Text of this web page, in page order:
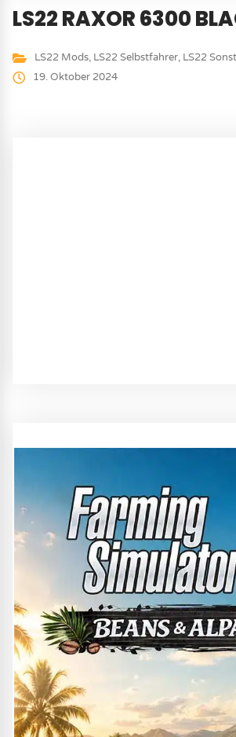
LS22 RAXOR 6300
LS22 Mods, LS22 Selbstfahrer, LS22
19. Oktober 2024